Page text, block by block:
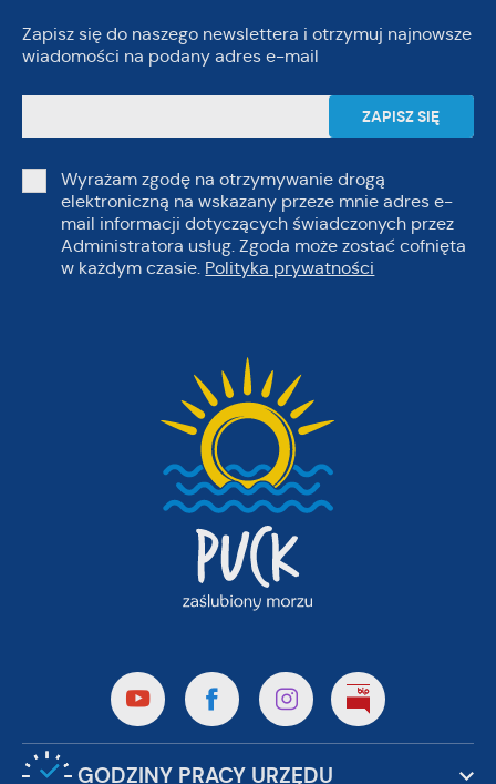
Zapisz się do naszego newslettera i otrzymuj najnowsze
wiadomości na podany adres e-mail
Wyrażam zgodę na otrzymywanie drogą
elektroniczną na wskazany przeze mnie adres e-
mail informacji dotyczących świadczonych przez
Administratora usług. Zgoda może zostać cofnięta
w każdym czasie. Polityka prywatności
GODZINY PRACY URZĘDU